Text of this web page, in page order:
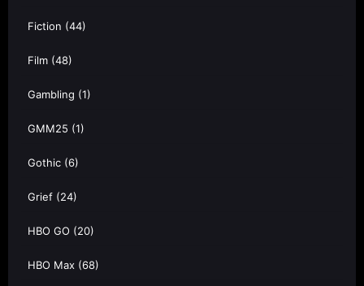
Fiction (44)
Film (48)
Gambling (1)
GMM25 (1)
Gothic (6)
Grief (24)
HBO GO (20)
HBO Max (68)